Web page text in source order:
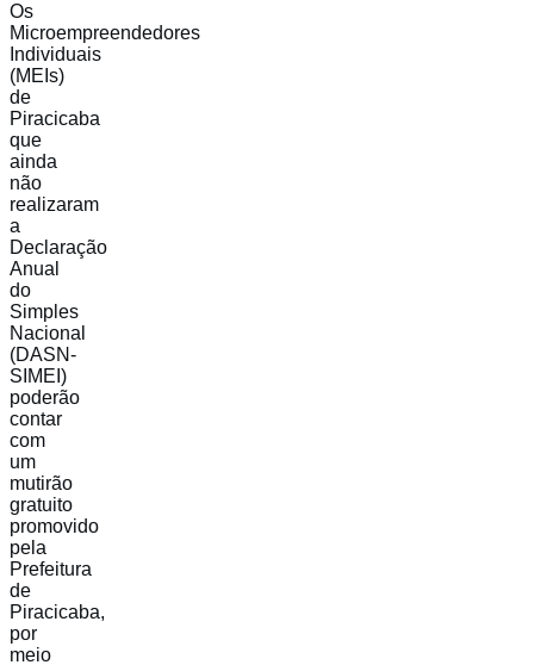
Os
Microempreendedores
Individuais
(MEIs)
de
Piracicaba
que
ainda
não
realizaram
a
Declaração
Anual
do
Simples
Nacional
(DASN-
SIMEI)
poderão
contar
com
um
mutirão
gratuito
promovido
pela
Prefeitura
de
Piracicaba,
por
meio